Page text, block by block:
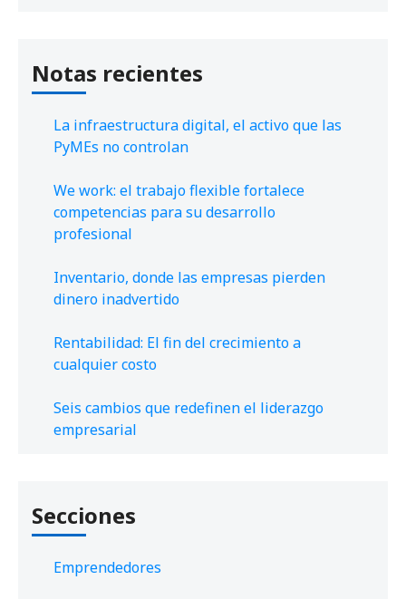
Notas recientes
La infraestructura digital, el activo que las
PyMEs no controlan
We work: el trabajo flexible fortalece
competencias para su desarrollo
profesional
Inventario, donde las empresas pierden
dinero inadvertido
Rentabilidad: El fin del crecimiento a
cualquier costo
Seis cambios que redefinen el liderazgo
empresarial
Secciones
Emprendedores